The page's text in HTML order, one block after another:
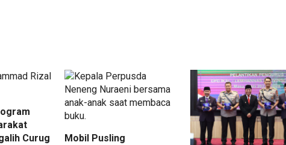
Curug
Mobil Pusling